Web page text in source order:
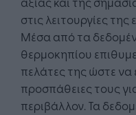
στις λειτουργίες
Μέσα από τα
θερμοκηπίου
πελάτες της ώστε να
προσπάθειες τους
περιβάλλον. Τα